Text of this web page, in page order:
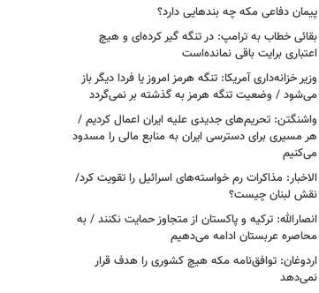
پیمان دفاعی مکه چه بندهایی دارد؟
بقائی خطاب به ترامپ: در تنگه گیر کرده‌ای و هیچ
اعتباری برایت باقی نمانده‌است
وزیر خزانه‌داری آمریکا: تنگه هرمز امروز یا فردا دیگر باز
می‌شود / وضعیت تنگه هرمز به گذشته بر نمی‌گردد
واشنگتن: تحریم‌های جدیدی علیه ایران اعمال کردیم /
هر مسیری برای دسترسی ایران به منابع مالی را مسدود
می‌کنیم
الاخبار: مذاکرات رم خواسته‌های اسرائیل را تقویت کرد/
نقش لبنان چیست؟
انصارالله: ترکیه و پاکستان از متجاوز حمایت نکنند / به
محاصره عربستان ادامه می‌دهیم
اردوغان: توافق‌نامه مکه هیچ کشوری را هدف قرار
نمی‌دهد